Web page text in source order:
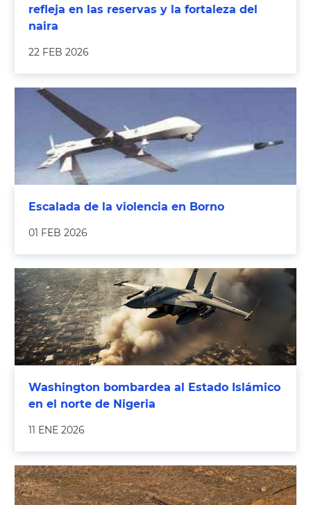
refleja en las reservas y la fortaleza del
naira
22 FEB 2026
Escalada de la violencia en Borno
01 FEB 2026
Washington bombardea al Estado Islámico
en el norte de Nigeria
11 ENE 2026